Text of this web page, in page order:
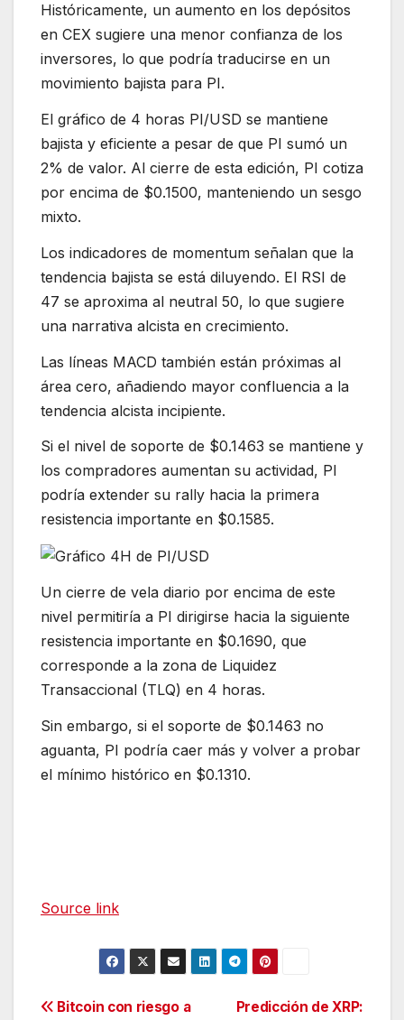
Históricamente, un aumento en los depósitos
en CEX sugiere una menor confianza de los
inversores, lo que podría traducirse en un
movimiento bajista para PI.
El gráfico de 4 horas PI/USD se mantiene
bajista y eficiente a pesar de que PI sumó un
2% de valor. Al cierre de esta edición, PI cotiza
por encima de $0.1500, manteniendo un sesgo
mixto.
Los indicadores de momentum señalan que la
tendencia bajista se está diluyendo. El RSI de
47 se aproxima al neutral 50, lo que sugiere
una narrativa alcista en crecimiento.
Las líneas MACD también están próximas al
área cero, añadiendo mayor confluencia a la
tendencia alcista incipiente.
Si el nivel de soporte de $0.1463 se mantiene y
los compradores aumentan su actividad, PI
podría extender su rally hacia la primera
resistencia importante en $0.1585.
Un cierre de vela diario por encima de este
nivel permitiría a PI dirigirse hacia la siguiente
resistencia importante en $0.1690, que
corresponde a la zona de Liquidez
Transaccional (TLQ) en 4 horas.
Sin embargo, si el soporte de $0.1463 no
aguanta, PI podría caer más y volver a probar
el mínimo histórico en $0.1310.
Source link
Navegación
Predicción de XRP:
Bitcoin con riesgo a